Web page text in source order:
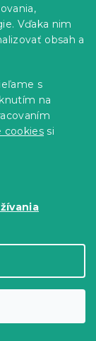
Vďaka nim
obsah a
s
na
cookies si
čierne
Detail